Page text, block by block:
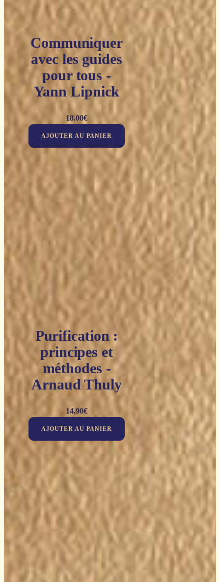
Communiquer
avec les guides
pour tous -
Yann Lipnick
18,00€
AJOUTER AU PANIER
Purification :
principes et
méthodes -
Arnaud Thuly
14,90€
AJOUTER AU PANIER